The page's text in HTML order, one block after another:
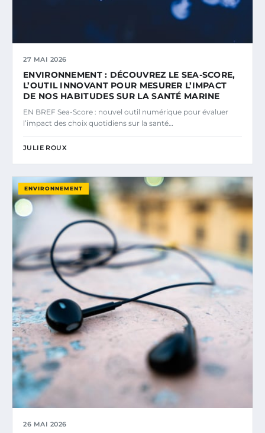
27 MAI 2026
ENVIRONNEMENT : DÉCOUVREZ LE SEA-SCORE,
L’OUTIL INNOVANT POUR MESURER L’IMPACT
DE NOS HABITUDES SUR LA SANTÉ MARINE
EN BREF Sea-Score : nouvel outil numérique pour évaluer
l’impact des choix quotidiens sur la santé…
JULIE ROUX
ENVIRONNEMENT
26 MAI 2026